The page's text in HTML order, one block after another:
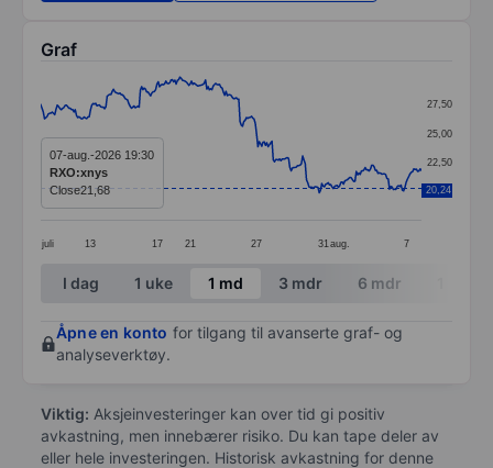
Graf
Line chart with 299 data points.
The chart has 1 X axis displaying categories.
The chart has 1 Y axis displaying values. Data ranges
juli 13 17 21 27 31 aug. 7
20,00
22,50
25,00
27,50
20,24
07-aug.-2026 19:30
RXO:xnys
Close21,68
End of interactive chart.
I dag 1 uke 1 md 3 mdr 6 mdr
Åpne en konto for tilgang til avanserte graf- og
analyseverktøy.
Viktig: Aksjeinvesteringer kan over tid gi positiv
avkastning, men innebærer risiko. Du kan tape deler av
eller hele investeringen. Historisk avkastning for denne